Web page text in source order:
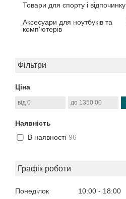
Товари для спорту і відпочинку
Аксесуари для ноутбуків та
комп'ютерів
Фільтри
Ціна
Наявність
В наявності 96
Графік роботи
Понеділок 10:00
18:00